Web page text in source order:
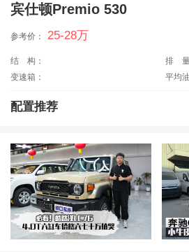
宾仕顿Premio 530
参考价： 25-28万
结
构：
变速箱：
排
平均
配置推荐